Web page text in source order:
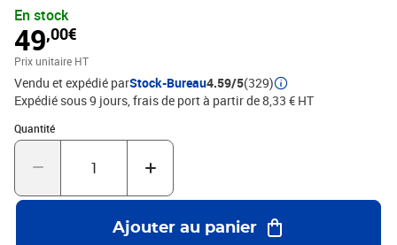
En stock
49,00€
Prix unitaire HT
Vendu et expédié parStock-Bureau4.59/5(329)
Expédié sous 9 jours, frais de port à partir de 8,33 € HT
Quantité
Quantité : 1
Ajouter au panier